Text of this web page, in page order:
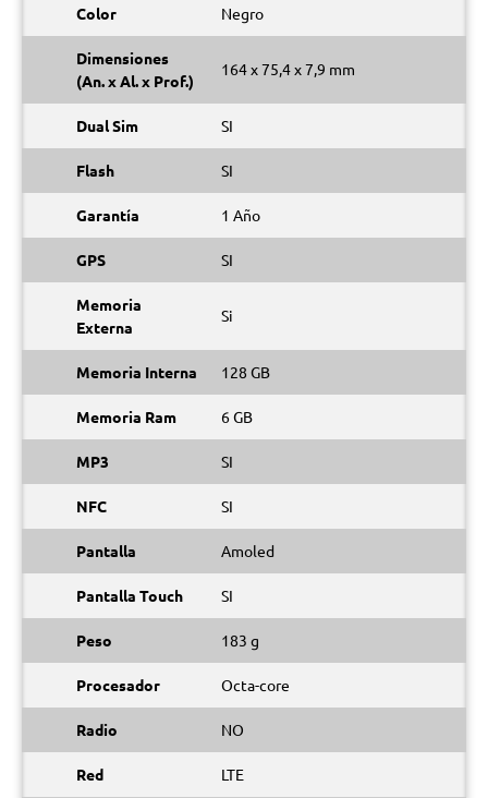
Color Negro
Dimensiones
(An. x Al. x Prof.)
164 x 75,4 x 7,9 mm
Dual Sim SI
Flash SI
Garantía 1 Año
GPS SI
Memoria
Externa
Si
Memoria Interna 128 GB
Memoria Ram 6 GB
MP3 SI
NFC SI
Pantalla Amoled
Pantalla Touch SI
Peso 183 g
Procesador Octa-core
Radio NO
Red LTE